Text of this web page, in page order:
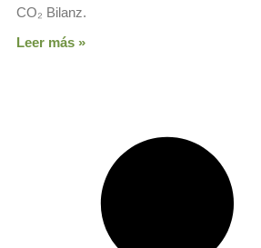
CO₂ Bilanz.
Leer más »